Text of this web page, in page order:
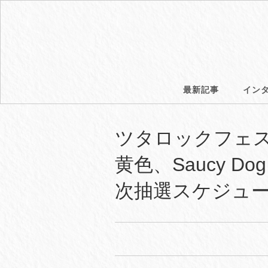
最新記事 イン
ツタロックフェ
黄色、Saucy
次抽選スケジュ